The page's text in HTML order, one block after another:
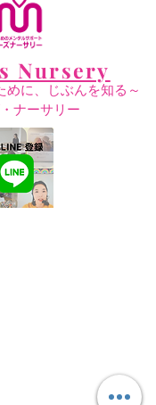
Nursery
めに、じぶんを知る～
ナーサリー